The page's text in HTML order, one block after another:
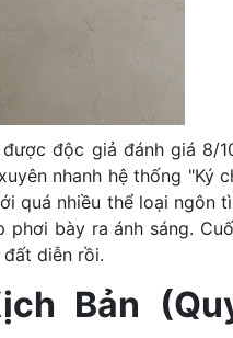
độc giả đánh giá 8/
nhanh hệ thống "Ký
quá nhiều thể loại ngôn
bày ra ánh sáng.
diễn rồi.
Bản